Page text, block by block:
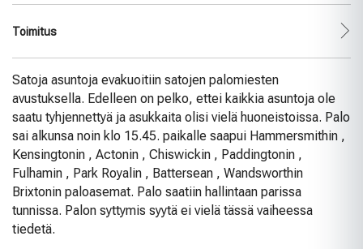
Toimitus
Satoja asuntoja evakuoitiin satojen palomiesten
avustuksella. Edelleen on pelko, ettei kaikkia asuntoja ole
saatu tyhjennettyä ja asukkaita olisi vielä huoneistoissa. Palo
sai alkunsa noin klo 15.45. paikalle saapui Hammersmithin ,
Kensingtonin , Actonin , Chiswickin , Paddingtonin ,
Fulhamin , Park Royalin , Battersean , Wandsworthin
Brixtonin paloasemat. Palo saatiin hallintaan parissa
tunnissa. Palon syttymis syytä ei vielä tässä vaiheessa
tiedetä.